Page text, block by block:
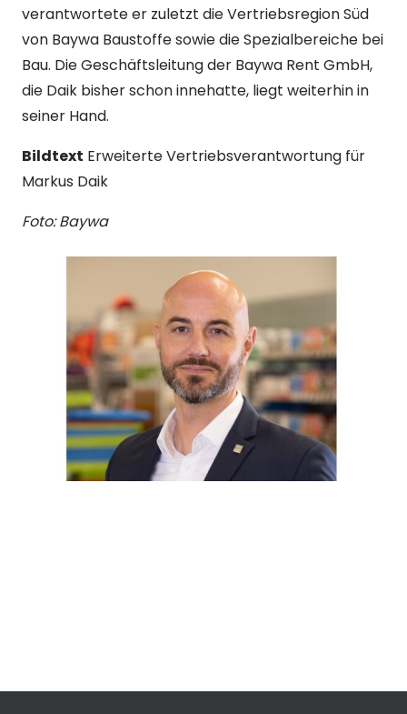
verantwortete er zuletzt die Vertriebsregion Süd
von Baywa Baustoffe sowie die Spezialbereiche bei
Bau. Die Geschäftsleitung der Baywa Rent GmbH,
die Daik bisher schon innehatte, liegt weiterhin in
seiner Hand.
Bildtext Erweiterte Vertriebsverantwortung für
Markus Daik
Foto: Baywa